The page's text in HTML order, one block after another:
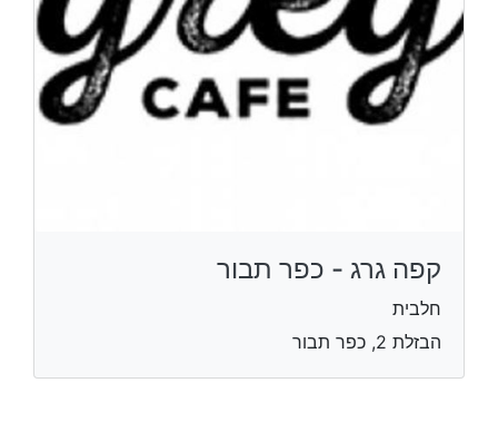
קפה גרג - כפר תבור
חלבית
הבזלת 2, כפר תבור